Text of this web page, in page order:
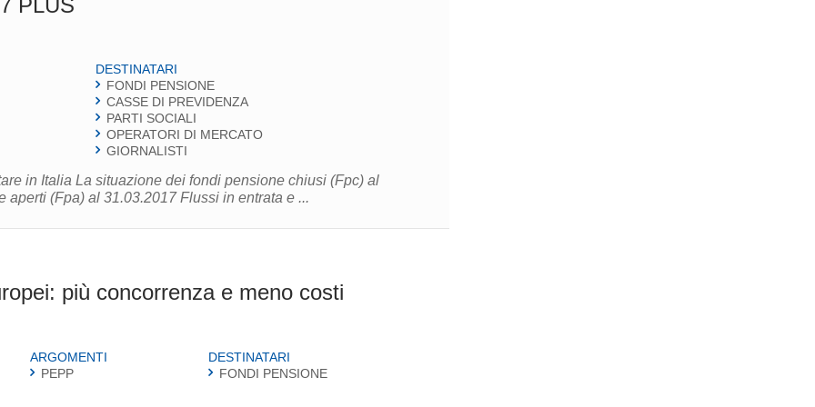
DESTINATARI
FONDI PENSIONE
CASSE DI PREVIDENZA
PARTI SOCIALI
OPERATORI DI MERCATO
GIORNALISTI
in Italia La situazione dei fondi pensione chiusi (Fpc) al
(Fpa) al 31.03.2017 Flussi in entrata e ...
più concorrenza e meno costi
ARGOMENTI
PEPP
DESTINATARI
FONDI PENSIONE